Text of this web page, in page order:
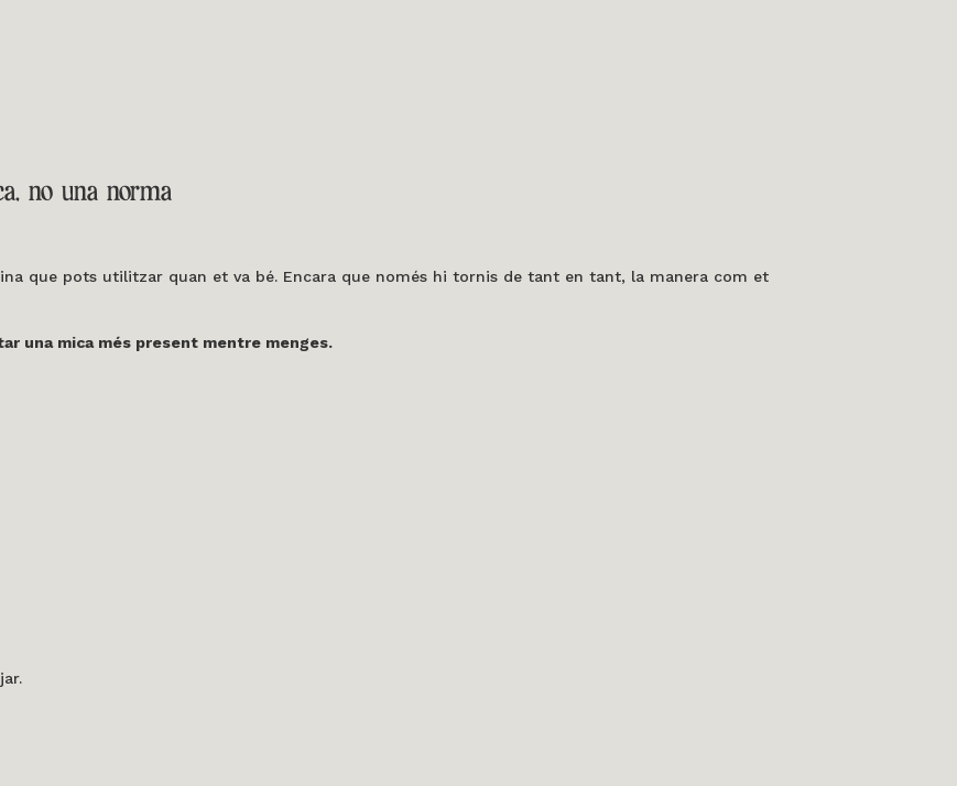
no una norma
que pots utilitzar quan et va bé. Encara que només hi tornis de tant en tant, la manera com et
una mica més present mentre menges.